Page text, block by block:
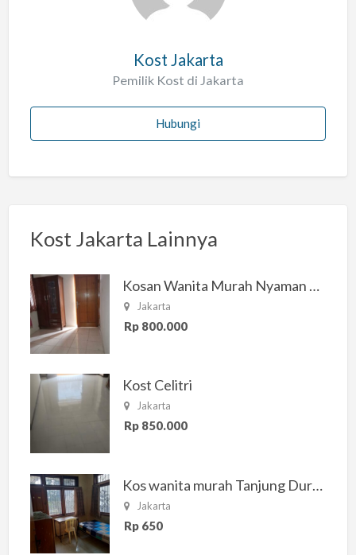
Kost Jakarta
Pemilik Kost di Jakarta
Hubungi
Kost Jakarta Lainnya
Kosan Wanita Murah Nyaman di Jakarta Selatan
Jakarta
Rp 800.000
Kost Celitri
Jakarta
Rp 850.000
Kos wanita murah Tanjung Duren Jakarta Barat
Jakarta
Rp 650